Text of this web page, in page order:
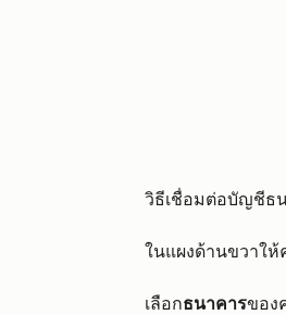
วิธีเชื่อมต่อบัญชีธน
ในแผงด้านขวาใ
เลือกธนาคารของ